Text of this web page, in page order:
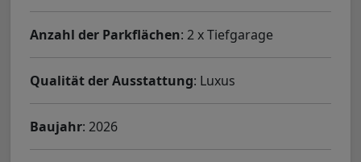
Anzahl der Parkflächen: 2 x Tiefgarage
Qualität der Ausstattung: Luxus
Baujahr: 2026